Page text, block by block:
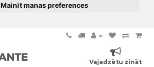
Mainīt manas preferences
Vajadzētu zināt